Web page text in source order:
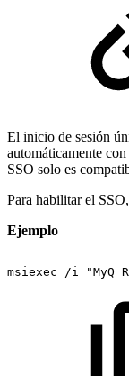
El inicio de sesión
automáticamente
SSO solo es
Para habilitar el
Ejemplo
msiexec /i "MyQ